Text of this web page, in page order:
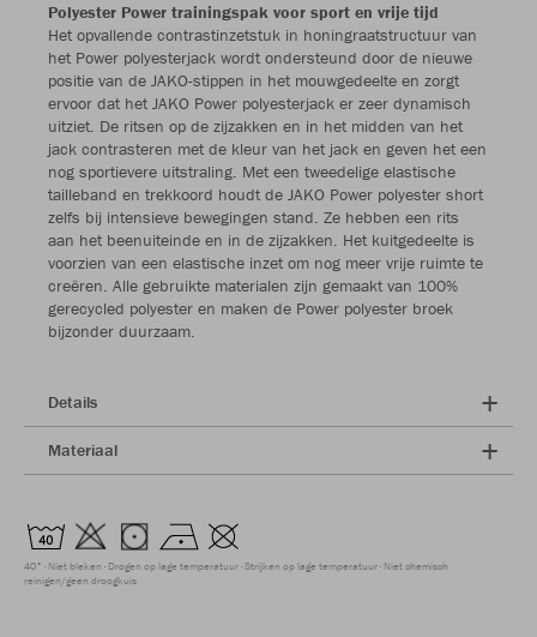
Polyester Power trainingspak voor sport en vrije tijd
Het opvallende contrastinzetstuk in honingraatstructuur van
het Power polyesterjack wordt ondersteund door de nieuwe
positie van de JAKO-stippen in het mouwgedeelte en zorgt
ervoor dat het JAKO Power polyesterjack er zeer dynamisch
uitziet. De ritsen op de zijzakken en in het midden van het
jack contrasteren met de kleur van het jack en geven het een
nog sportievere uitstraling. Met een tweedelige elastische
tailleband en trekkoord houdt de JAKO Power polyester short
zelfs bij intensieve bewegingen stand. Ze hebben een rits
aan het beenuiteinde en in de zijzakken. Het kuitgedeelte is
voorzien van een elastische inzet om nog meer vrije ruimte te
creëren. Alle gebruikte materialen zijn gemaakt van 100%
gerecycled polyester en maken de Power polyester broek
bijzonder duurzaam.
Details
Materiaal
40° Niet bleken Drogen op lage temperatuur Strijken op lage temperatuur Niet chemisch
reinigen/geen droogkuis